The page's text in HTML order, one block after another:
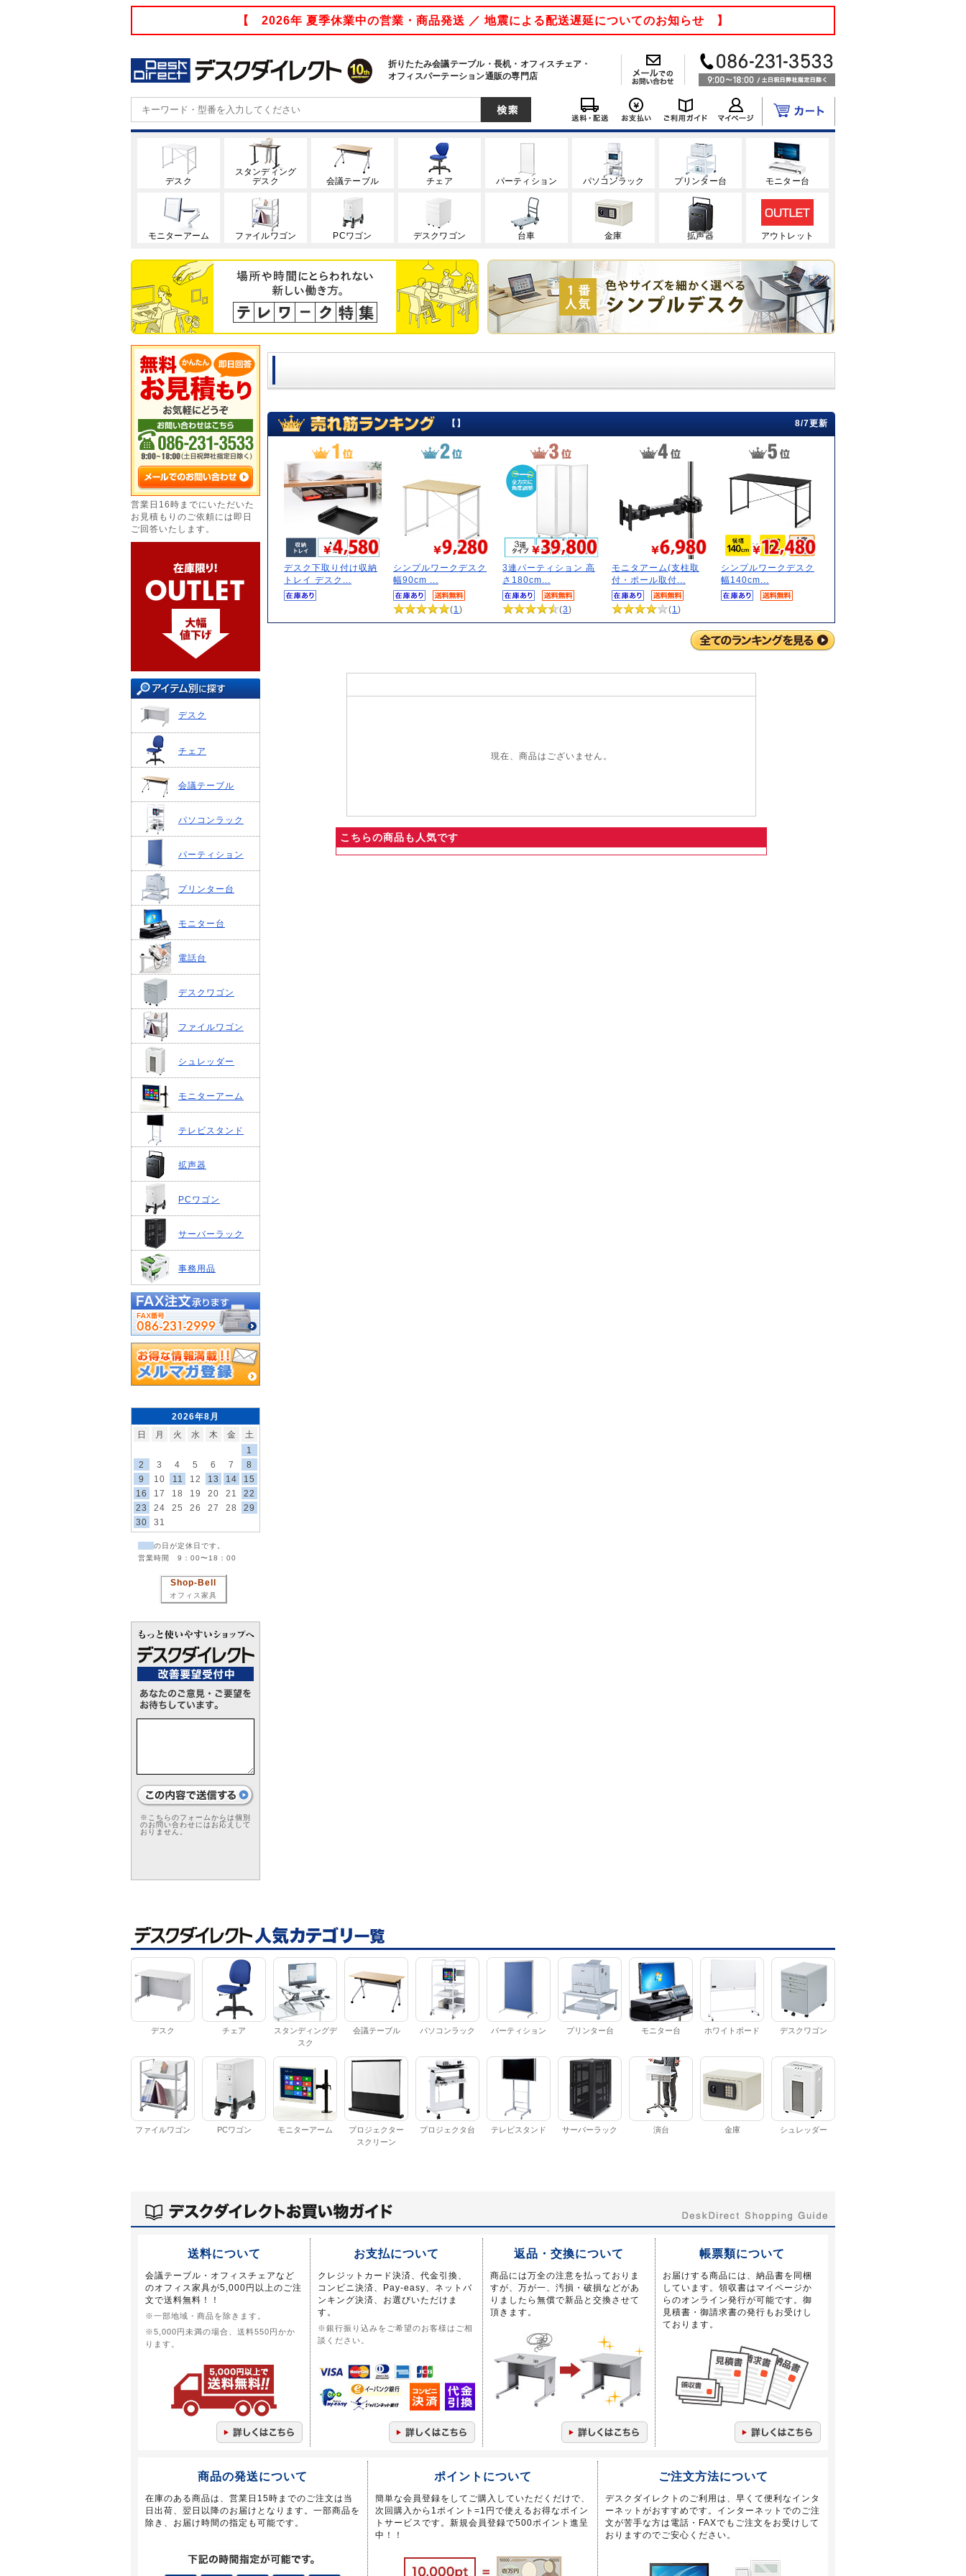
【 2026年 夏季休業中の営業・商品発送 ／ 地震による配送遅延についてのお知らせ 】
折りたたみ会議テーブル・長机・オフィスチェア・
オフィスパーテーション通販の専門店
デスク
スタンディング
デスク
会議テーブル チェア パーティション パソコンラック プリンター台 モニター台
モニターアーム ファイルワゴン PCワゴン デスクワゴン 台車 金庫 拡声器 アウトレット
営業日16時までにいただいた
お見積もりのご依頼には即日
ご回答いたします。
デスク
チェア
会議テーブル
パソコンラック
パーティション
プリンター台
モニター台
電話台
デスクワゴン
ファイルワゴン
シュレッダー
モニターアーム
テレビスタンド
拡声器
PCワゴン
サーバーラック
事務用品
2026年8月
日
月 火 水 木 金
土
1
2
3 4 5 6 7
8
9
10 11 12 13 14
15
16
17 18 19 20 21
22
23
24 25 26 27 28
29
30
31
の日が定休日です。
営業時間 9：00〜18：00
Shop-Bell
オフィス家具
※こちらのフォームからは個別
のお問い合わせにはお応えして
おりません。
【】 8/7更新
デスク下取り付け収納
トレイ デスク...
シンプルワークデスク
幅90cm ...
(1 )
3連パーティション 高
さ180cm...
(3)
モニタアーム(支柱取
付・ポール取付...
(1 )
シンプルワークデスク
幅140cm...
現在、商品はございません。
こちらの商品も人気です
デスク チェア
スタンディングデ
スク
会議テーブル パソコンラック パーティション プリンター台 モニター台 ホワイトボード デスクワゴン
ファイルワゴン PCワゴン モニターアーム
プロジェクター
スクリーン
プロジェクタ台 テレビスタンド サーバーラック 演台 金庫 シュレッダー
送料について
会議テーブル・オフィスチェアなど
のオフィス家具が5,000円以上のご注
文で送料無料！！
※一部地域・商品を除きます。
※5,000円未満の場合、送料550円かか
ります。
お支払について
クレジットカード決済、代金引換、
コンビニ決済、Pay-easy、ネットバ
ンキング決済、お選びいただけま
す。
※銀行振り込みをご希望のお客様はご相
談ください。
返品・交換について
商品には万全の注意を払っておりま
すが、万が一、汚損・破損などがあ
りましたら無償で新品と交換させて
頂きます。
帳票類について
お届けする商品には、納品書を同梱
しています。領収書はマイページか
らのオンライン発行が可能です。御
見積書・御請求書の発行もお受けし
ております。
商品の発送について
在庫のある商品は、営業日15時までのご注文は当
日出荷、翌日以降のお届けとなります。一部商品を
除き、お届け時間の指定も可能です。
ポイントについて
簡単な会員登録をしてご購入していただくだけで、
次回購入から1ポイント=1円で使えるお得なポイン
トサービスです。新規会員登録で500ポイント進呈
中！！
ご注文方法について
デスクダイレクトのご利用は、早くて便利なインタ
ーネットがおすすめです。インターネットでのご注
文が苦手な方は電話・FAXでもご注文をお受けして
おりますのでご安心ください。